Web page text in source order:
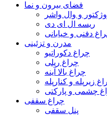
فضای بیرون و نما
و وال واشر
ریسه ال ای دی
دفنی و خیابانی
مدرن و تزئینی
چراغ دکوراتیو
چراغ ریلی
چراغ بالا آینه
زیرپله و کنارپله
چشمی و پارکتی
چراغ سقفی
پنل سقفی